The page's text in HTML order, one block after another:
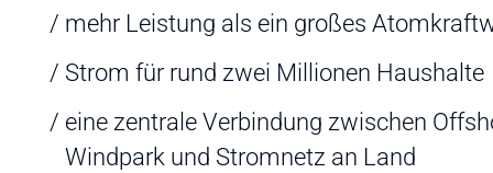
mehr Leistung als ein großes
Strom für rund zwei Millionen Haushalte
eine zentrale Verbindung zwischen
Windpark und Stromnetz an Land